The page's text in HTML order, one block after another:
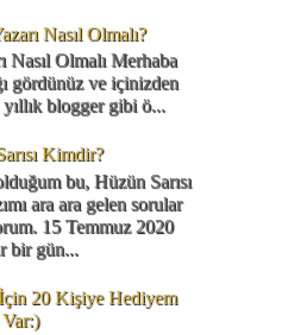
Nasıl Olmalı?
Nasıl Olmalı Merhaba
gördünüz ve içinizden
yıllık blogger gibi ö...
Kimdir?
bu, Hüzün Sarısı
ara ara gelen sorular
15 Temmuz 2020
bir gün...
20 Kişiye Hediyem
Var:)